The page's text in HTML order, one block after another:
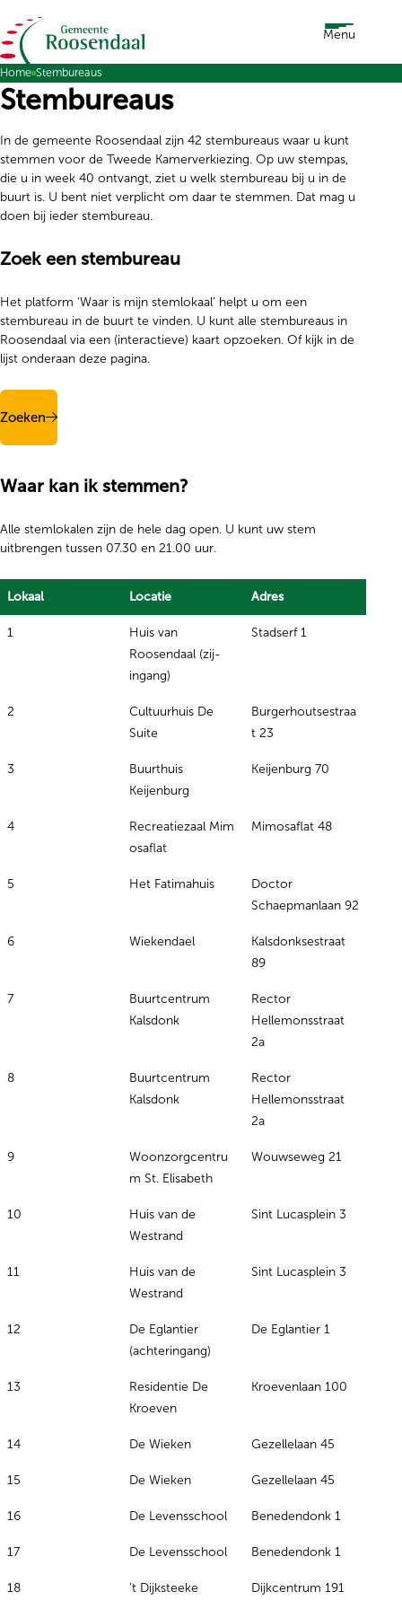
Ga naar de inhoud Menu
Home Stembureaus
Stembureaus
In de gemeente Roosendaal zijn 42 stembureaus waar u kunt
stemmen voor de Tweede Kamerverkiezing. Op uw stempas,
die u in week 40 ontvangt, ziet u welk stembureau bij u in de
buurt is. U bent niet verplicht om daar te stemmen. Dat mag u
doen bij ieder stembureau.
Zoek een stembureau
Het platform ‘Waar is mijn stemlokaal’ helpt u om een
stembureau in de buurt te vinden. U kunt alle stembureaus in
Roosendaal via een (interactieve) kaart opzoeken. Of kijk in de
lijst onderaan deze pagina.
Zoeken
Waar kan ik stemmen?
Alle stemlokalen zijn de hele dag open. U kunt uw stem
uitbrengen tussen 07.30 en 21.00 uur.
Lokaal Locatie Adres
1
Huis van
Roosendaal (zij-
ingang)
Stadserf 1
2
Cultuurhuis De
Suite
Burgerhoutsestraa
t 23
3
Buurthuis
Keijenburg
Keijenburg 70
4
Recreatiezaal Mim
osaflat
Mimosaflat 48
5 Het Fatimahuis
Doctor
Schaepmanlaan 92
6 Wiekendael
Kalsdonksestraat
89
7
Buurtcentrum
Kalsdonk
Rector
Hellemonsstraat
2a
8
Buurtcentrum
Kalsdonk
Rector
Hellemonsstraat
2a
9
Woonzorgcentru
m St. Elisabeth
Wouwseweg 21
10
Huis van de
Westrand
Sint Lucasplein 3
11
Huis van de
Westrand
Sint Lucasplein 3
12
De Eglantier
(achteringang)
De Eglantier 1
13
Residentie De
Kroeven
Kroevenlaan 100
14 De Wieken Gezellelaan 45
15 De Wieken Gezellelaan 45
16 De Levensschool Benedendonk 1
17 De Levensschool Benedendonk 1
18 ’t Dijksteeke Dijkcentrum 191